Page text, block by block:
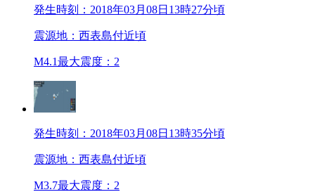
発生時刻：2018年03月08日13時27分頃
震源地：西表島付近頃
M4.1最大震度：2
発生時刻：2018年03月08日13時35分頃
震源地：西表島付近頃
M3.7最大震度：2